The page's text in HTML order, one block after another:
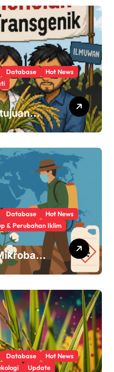
Database
Hot News
Database
Hot News
& Perubahan Iklim
Database
Hot News
Update